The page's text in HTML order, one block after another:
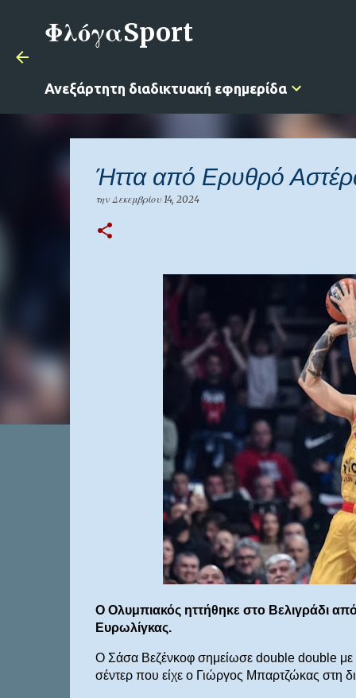
ΦλόγαSport
Ανεξάρτητη διαδικτυακή εφημερίδα
Ήττα από Ερυθρό
την Δεκεμβρίου 14, 2024
Ο Ολυμπιακός ηττήθηκε στο Βελιγράδι
Ευρωλίγκας.
Ο Σάσα Βεζένκοφ σημείωσε double double με
σέντερ που είχε ο Γιώργος Μπαρτζώκας στη